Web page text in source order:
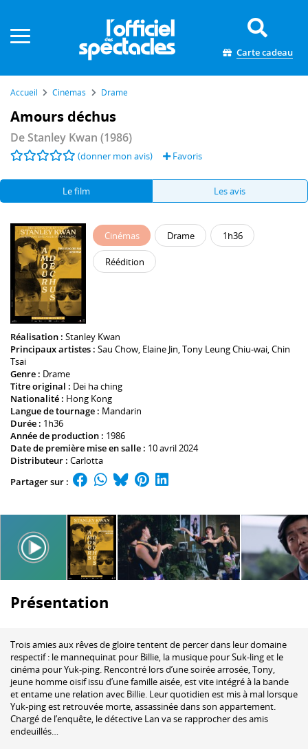
Carte cadeau
Accueil Cinémas Drame
Amours déchus
DeStanley Kwan (1986)
(donner mon avis) Favoris
Le film Les avis
Cinémas Drame 1h36
Réédition
Réalisation : Stanley Kwan
Principaux artistes : Sau Chow, Elaine Jin,Tony Leung Chiu-wai,Chin
Tsai
Genre : Drame
Titre original : Dei ha ching
Nationalité : Hong Kong
Langue de tournage : Mandarin
Durée : 1h36
Année de production : 1986
Date de première mise en salle : 10 avril 2024
Distributeur : Carlotta
Partager sur :
Présentation
Trois amies aux rêves de gloire tentent de percer dans leur domaine
respectif : le mannequinat pour Billie, la musique pour Suk-ling et le
cinéma pour Yuk-ping. Rencontré lors d’une soirée arrosée, Tony,
jeune homme oisif issu d’une famille aisée, est vite intégré à la bande
et entame une relation avec Billie. Leur quotidien est mis à mal lorsque
Yuk-ping est retrouvée morte, assassinée dans son appartement.
Chargé de l’enquête, le détective Lan va se rapprocher des amis
endeuillés…